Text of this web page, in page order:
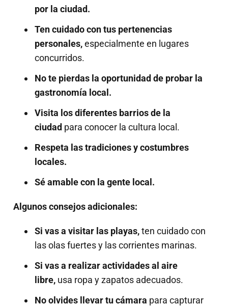
por la ciudad.
Ten cuidado con tus pertenencias
personales,especialmente en lugares
concurridos.
No te pierdas la oportunidad de probar la
gastronomía local.
Visita los diferentes barrios de la
ciudad para conocer la cultura local.
Respeta las tradiciones y costumbres
locales.
Sé amable con la gente local.
Algunos consejos adicionales:
Si vas a visitar las playas,ten cuidado con
las olas fuertes y las corrientes marinas.
Si vas a realizar actividades al aire
libre, usa ropa y zapatos adecuados.
No olvides llevar tu cámara para capturar